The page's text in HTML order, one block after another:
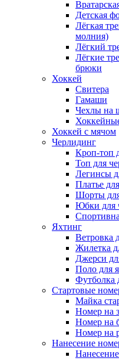
Детская
Лёгкая
молния)
Лёгкий
Лёгкие
брюки
Хоккей
Свитера
Гамаши
Чехлы на
Хоккей с мячом
Черлидинг
Кроп-топ
Топ для
Легинсы
Платье
Шорты
Юбки для
Яхтинг
Ветровка
Жилетка
Джерси
Поло для
Футболка
Стартовые
Майка
Номер на
Номер на
Номер на
Нанесение